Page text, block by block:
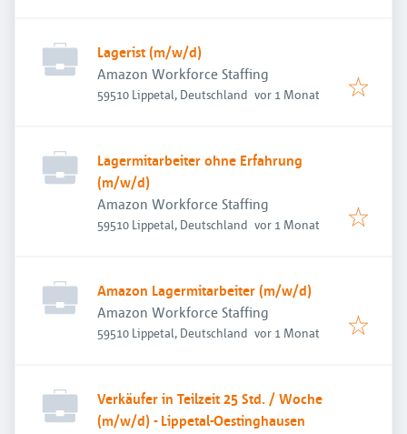
Lagerist (m/w/d)
Amazon Workforce Staffing
59510 Lippetal, Deutschland Veröffentlicht
vor 1 Monat
Lagermitarbeiter ohne Erfahrung
(m/w/d)
Amazon Workforce Staffing
59510 Lippetal, Deutschland Veröffentlicht
vor 1 Monat
Amazon Lagermitarbeiter (m/w/d)
Amazon Workforce Staffing
59510 Lippetal, Deutschland Veröffentlicht
vor 1 Monat
Verkäufer in Teilzeit 25 Std. / Woche
(m/w/d) - Lippetal-Oestinghausen